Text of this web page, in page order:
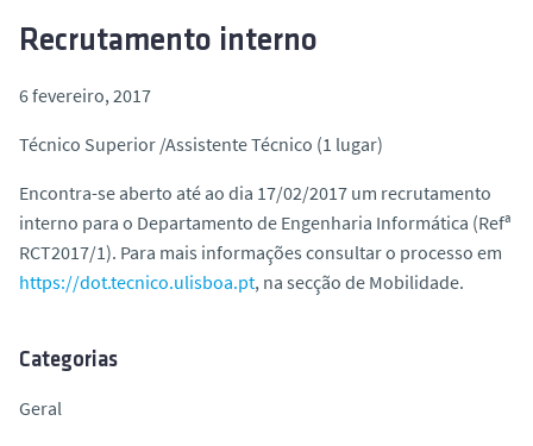
Recrutamento interno
6 fevereiro, 2017
Técnico Superior /Assistente Técnico (1 lugar)
Encontra-se aberto até ao dia 17/02/2017 um recrutamento
interno para o Departamento de Engenharia Informática (Refª
RCT2017/1). Para mais informações consultar o processo em
https://dot.tecnico.ulisboa.pt, na secção de Mobilidade.
Categorias
Geral